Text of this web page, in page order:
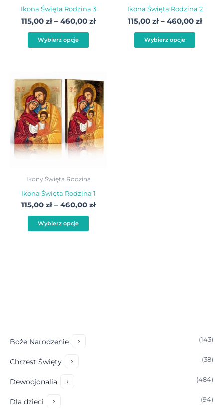
Boże Narodzenie › 1431
3
r
d
Chrzest Święty › 383
p
o
Dewocjonalia › 4844
4
Dla dzieci › 949
Ikona Święta Rodzina 3
115,00 zł – 460,00 zł
Wybierz opcje
na
stronie
produktu
Ikona Święta Rodzina 2
115,00 zł – 460,00 zł
Wybierz opcje
na
Ikony Święta Rodzina
Ikona Święta Rodzina 1
115,00 zł – 460,00 zł
cen:
od
115,00 zł
do
460,00 zł
Wybierz opcje
Ten
produkt
ma
wiele
wariantów.
Opcje
wybrać
na
stronie
produktu